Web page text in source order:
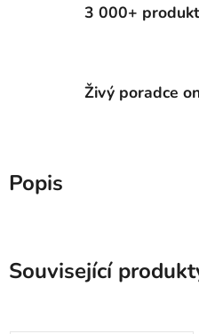
3 000+
Živý poradce
Popis
Související